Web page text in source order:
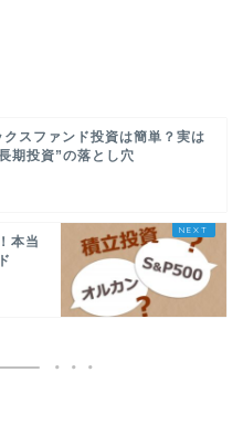
クスファンド投資は簡単？実は
期投資”の落とし穴
本当